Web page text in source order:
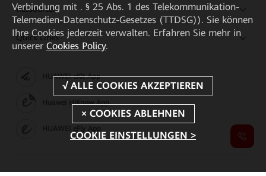
Ressourcen
Quick Links
HUAWEI eKit App
Huawei HiKnow App
Verbindung mit . § 25 Abs. 1 des Telekommunikation-
Telemedien-Datenschutz-Gesetzes (TTDSG)). Sie können
Ihre Cookies jederzeit verwalten. Erfahren Sie mehr in
unserer Cookies Policy.
COOKIE EINSTELLUNGEN >